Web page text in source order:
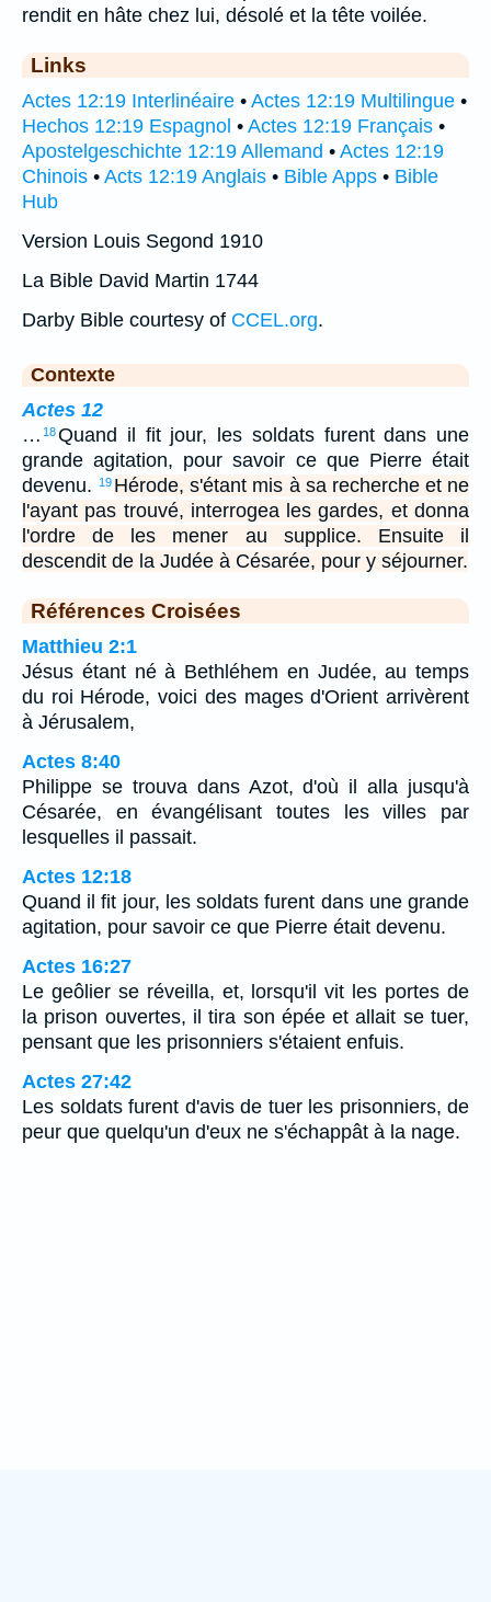
rendit en hâte chez lui, désolé et la tête voilée.
Links
Actes 12:19 Interlinéaire • Actes 12:19 Multilingue •
Hechos 12:19 Espagnol • Actes 12:19 Français •
Apostelgeschichte 12:19 Allemand • Actes 12:19
Chinois • Acts 12:19 Anglais • Bible Apps • Bible
Hub
Version Louis Segond 1910
La Bible David Martin 1744
Darby Bible courtesy of CCEL.org.
Contexte
Actes 12
… 18Quand il fit jour, les soldats furent dans une
grande agitation, pour savoir ce que Pierre était
devenu.
19 Hérode, s'étant mis à sa recherche et ne
l'ayant pas trouvé, interrogea les gardes, et donna
l'ordre de les mener au supplice. Ensuite il
descendit de la Judée à Césarée, pour y séjourner.
Références Croisées
Matthieu 2:1
Jésus étant né à Bethléhem en Judée, au temps
du roi Hérode, voici des mages d'Orient arrivèrent
à Jérusalem,
Actes 8:40
Philippe se trouva dans Azot, d'où il alla jusqu'à
Césarée, en évangélisant toutes les villes par
lesquelles il passait.
Actes 12:18
Quand il fit jour, les soldats furent dans une grande
agitation, pour savoir ce que Pierre était devenu.
Actes 16:27
Le geôlier se réveilla, et, lorsqu'il vit les portes de
la prison ouvertes, il tira son épée et allait se tuer,
pensant que les prisonniers s'étaient enfuis.
Actes 27:42
Les soldats furent d'avis de tuer les prisonniers, de
peur que quelqu'un d'eux ne s'échappât à la nage.